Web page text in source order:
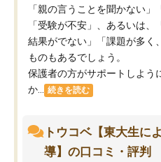
「親の言うことを聞かない」
「受験が不安」、あるいは、
結果がでない」「課題が多く
ものもあるでしょう。
保護者の方がサポートしよう
か...
続きを読む
トウコベ【東大生に
導】の口コミ・評判